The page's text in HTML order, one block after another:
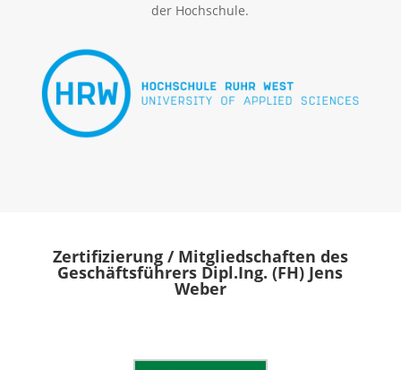
der Hochschule.
Zertifizierung / Mitgliedschaften des
Geschäftsführers Dipl.Ing. (FH) Jens
Weber